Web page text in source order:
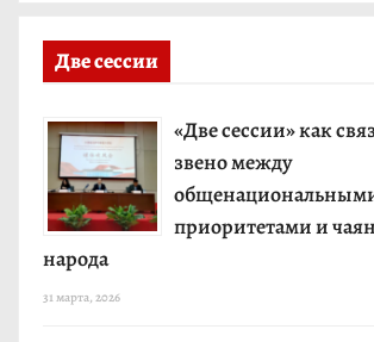
Две сессии
«Две сессии» как
звено между
приоритетами и
народа
31 марта, 2026